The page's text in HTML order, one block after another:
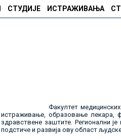
СТУДИЈЕ ИСТРАЖИВАЊА
Факултет медицинских наука ,
истраживање, образовање лекара,
здравствене заштите. Регионални
подстиче и развија ову област